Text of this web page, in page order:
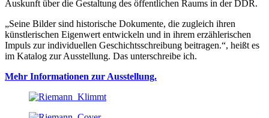
Auskunft über die Gestaltung des öffentlichen Raums in der DDR.
„Seine Bilder sind historische Dokumente, die zugleich ihren
künstlerischen Eigenwert entwickeln und in ihrem erzählerischen
Impuls zur individuellen Geschichtsschreibung beitragen.“, heißt es
im Katalog zur Ausstellung. Das unterschreibe ich.
Mehr Informationen zur Ausstellung.